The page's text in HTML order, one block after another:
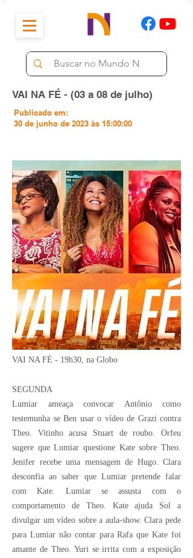
VAI NA FÉ - (03 a 08 de julho)
Publicado em:
30 de junho de 2023 às 15:00:00
Crédito Imagem:
VAI NA FÉ - 19h30, na Globo
SEGUNDA
Lumiar ameaça convocar Antônio como
testemunha se Ben usar o vídeo de Grazi contra
Theo. Vitinho acusa Stuart de roubo. Orfeu
sugere que Lumiar questione Kate sobre Theo.
Jenifer recebe uma mensagem de Hugo. Clara
desconfia ao saber que Lumiar pretende falar
com Kate. Lumiar se assusta com o
comportamento de Theo. Kate ajuda Sol a
divulgar um vídeo sobre a aula-show. Clara pede
para Lumiar não contar para Rafa que Kate foi
amante de Theo. Yuri se irrita com a exposição